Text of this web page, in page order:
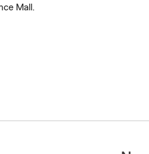
Mall.